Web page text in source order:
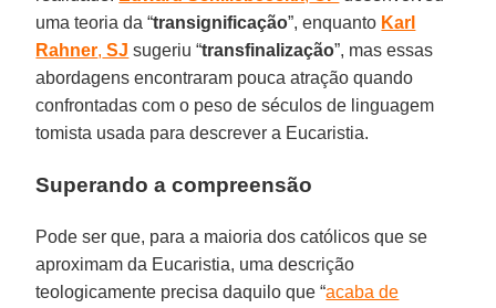
uma teoria da “transignificação”, enquanto Karl
Rahner, SJ sugeriu “transfinalização”, mas essas
abordagens encontraram pouca atração quando
confrontadas com o peso de séculos de linguagem
tomista usada para descrever a Eucaristia.
Superando a compreensão
Pode ser que, para a maioria dos católicos que se
aproximam da Eucaristia, uma descrição
teologicamente precisa daquilo que “acaba de